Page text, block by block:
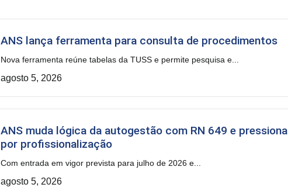
ANS lança ferramenta para consulta de procedimentos
Nova ferramenta reúne tabelas da TUSS e permite pesquisa e...
agosto 5, 2026
ANS muda lógica da autogestão com RN 649 e pressiona
por profissionalização
Com entrada em vigor prevista para julho de 2026 e...
agosto 5, 2026